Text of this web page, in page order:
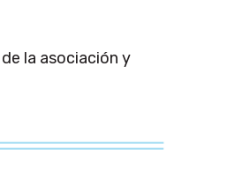
la asociación y